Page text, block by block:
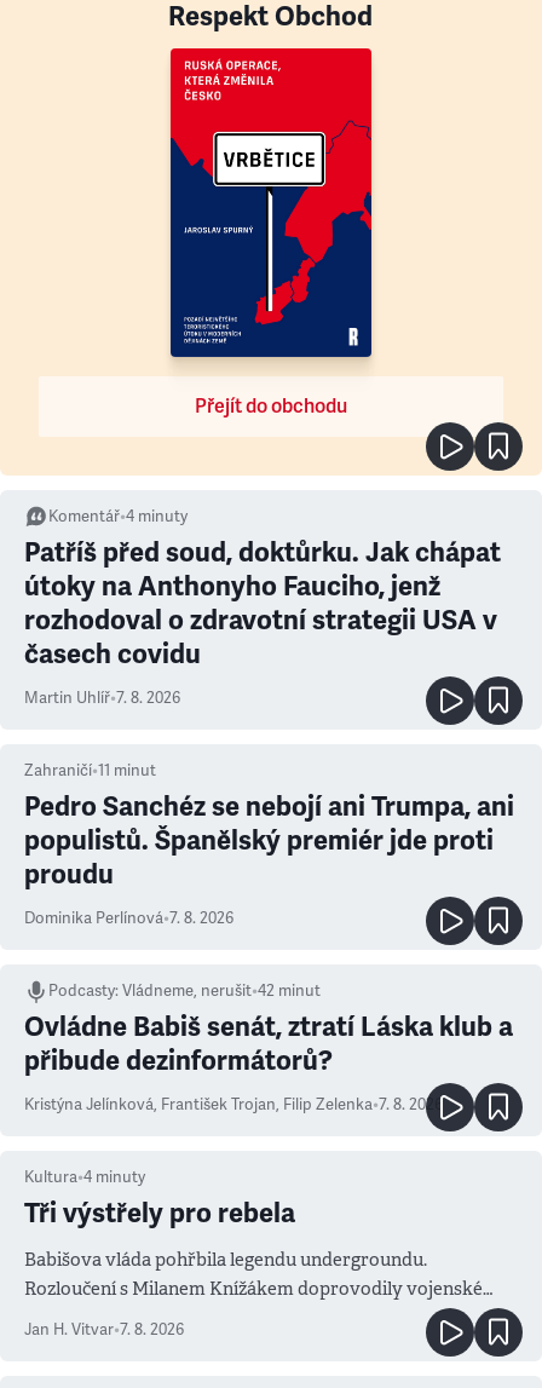
Respekt Obchod
Přejít do obchodu
Komentář•4 minuty
Patříš před soud, doktůrku. Jak chápat
útoky na Anthonyho Fauciho, jenž
rozhodoval o zdravotní strategii USA v
časech covidu
Martin Uhlíř•7. 8. 2026
Zahraničí•11 minut
Pedro Sanchéz se nebojí ani Trumpa, ani
populistů. Španělský premiér jde proti
proudu
Dominika Perlínová•7. 8. 2026
Podcasty:Vládneme, nerušit•42 minut
Ovládne Babiš senát, ztratí Láska klub a
přibude dezinformátorů?
Kristýna Jelínková, František Trojan, Filip Zelenka•7. 8. 2026
Kultura•4 minuty
Tři výstřely pro rebela
Babišova vláda pohřbila legendu undergroundu.
Rozloučení s Milanem Knížákem doprovodily vojenské
salvy i kritika pokrokářů
Jan H. Vitvar•7. 8. 2026